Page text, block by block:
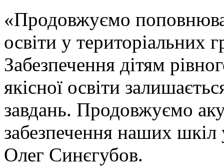
«Продовжуємо
освіти у територіальних
Забезпечення дітям
якісної освіти
завдань. Продовжуємо
забезпечення наших шкіл
Олег Синєгубов.